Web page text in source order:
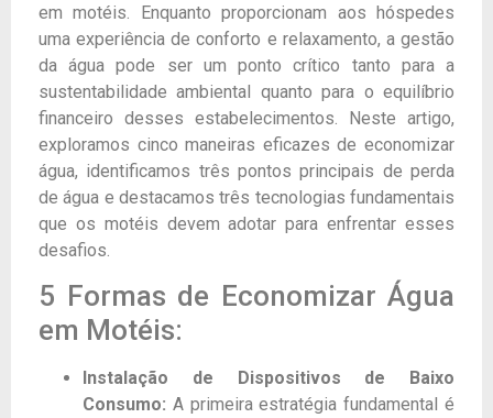
em motéis. Enquanto proporcionam aos hóspedes
uma experiência de conforto e relaxamento, a gestão
da água pode ser um ponto crítico tanto para a
sustentabilidade ambiental quanto para o equilíbrio
financeiro desses estabelecimentos. Neste artigo,
exploramos cinco maneiras eficazes de economizar
água, identificamos três pontos principais de perda
de água e destacamos três tecnologias fundamentais
que os motéis devem adotar para enfrentar esses
desafios.
5 Formas de Economizar Água
em Motéis:
Instalação de Dispositivos de Baixo
Consumo: A primeira estratégia fundamental é